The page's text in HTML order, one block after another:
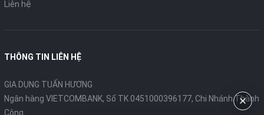
Liên hệ
THÔNG TIN LIÊN HỆ
GIA DỤNG TUẤN HƯƠNG
Ngân hàng VIETCOMBANK, Số TK 0451000396177, Chi Nhánh Thành
Công